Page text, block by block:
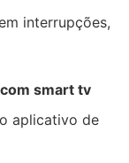
interrupções,
smart tv
aplicativo de